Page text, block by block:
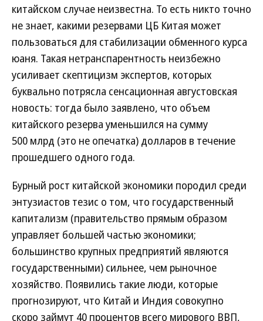
китайском случае неизвестна. То есть никто точно
не знает, какими резервами ЦБ Китая может
пользоваться для стабилизации обменного курса
юаня. Такая нетранспарентность неизбежно
усиливает скептицизм экспертов, которых
буквально потрясла сенсационная августовская
новость: тогда было заявлено, что объем
китайского резерва уменьшился на сумму
500 млрд (это не опечатка) долларов в течение
прошедшего одного года.
Бурный рост китайской экономики породил среди
энтузиастов тезис о том, что государственный
капитализм (правительство прямым образом
управляет большей частью экономики;
большинство крупных предприятий являются
государственными) сильнее, чем рыночное
хозяйство. Появились такие люди, которые
прогнозируют, что Китай и Индия совокупно
скоро займут 40 процентов всего мирового ВВП,